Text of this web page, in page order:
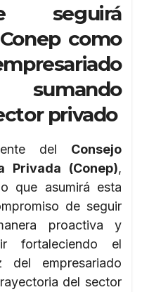
seguirá
como
privado
del Consejo
Privada (Conep),
que asumirá esta
de seguir
proactiva y
fortaleciendo el
empresariado
del sector